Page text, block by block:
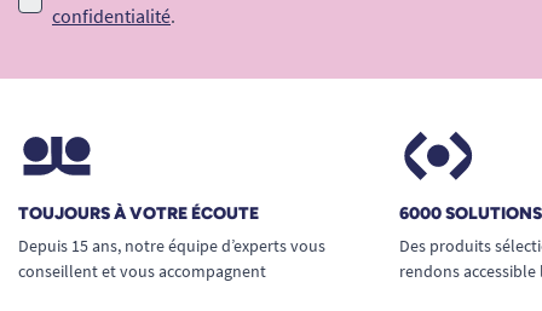
confidentialité.
TOUJOURS À VOTRE ÉCOUTE
Depuis 15 ans, notre équipe d’experts vous
conseillent et vous accompagnent
6000
Des produits
rendons